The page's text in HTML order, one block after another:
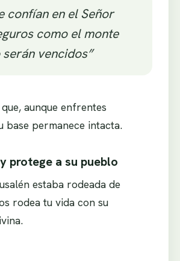
confían en el Señor
como el monte
serán vencidos”
aunque enfrentes
base permanece intacta.
protege a su pueblo
estaba rodeada de
rodea tu vida con su